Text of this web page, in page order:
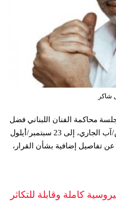
شاكر
محاكمة الفنان اللبناني فضل
شاكر، التي كانت مقرر عقدها في 5 أغسطس/آب الجاري، إلى 23 سبتمبر/أيلول
تفاصيل إضافية بشأن القرار،
كاملة وقابلة للتكاثر